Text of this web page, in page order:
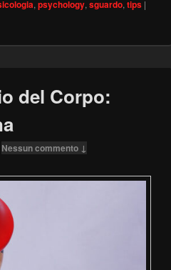
, psychology, sguardo, tips |
del Corpo:
Nessun commento ↓